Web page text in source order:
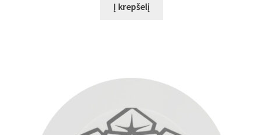
Į krepšelį